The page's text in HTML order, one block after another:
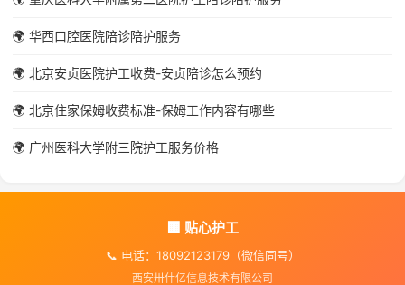
🌍 华西口腔医院陪诊陪护服务
🌍 北京安贞医院护工收费-安贞陪诊怎么预约
🌍 北京住家保姆收费标准-保姆工作内容有哪些
🌍 广州医科大学附三院护工服务价格
🏢 贴心护工
📞 电话：18092123179（微信同号）
西安卅什亿信息技术有限公司